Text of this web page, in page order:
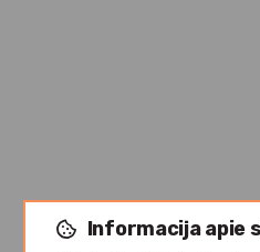
Informacija apie